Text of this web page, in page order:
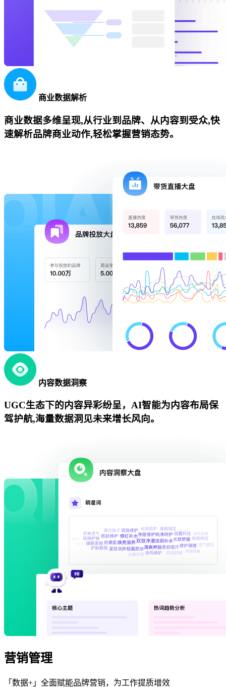
商业数据解析
商业数据多维呈现,从行业到品牌、从内容到受众,快
速解析品牌商业动作,轻松掌握营销态势。
内容数据洞察
UGC生态下的内容异彩纷呈，AI智能为内容布局保
驾护航,海量数据洞见未来增长风向。
营销管理
「数据+」全面赋能品牌营销，为工作提质增效